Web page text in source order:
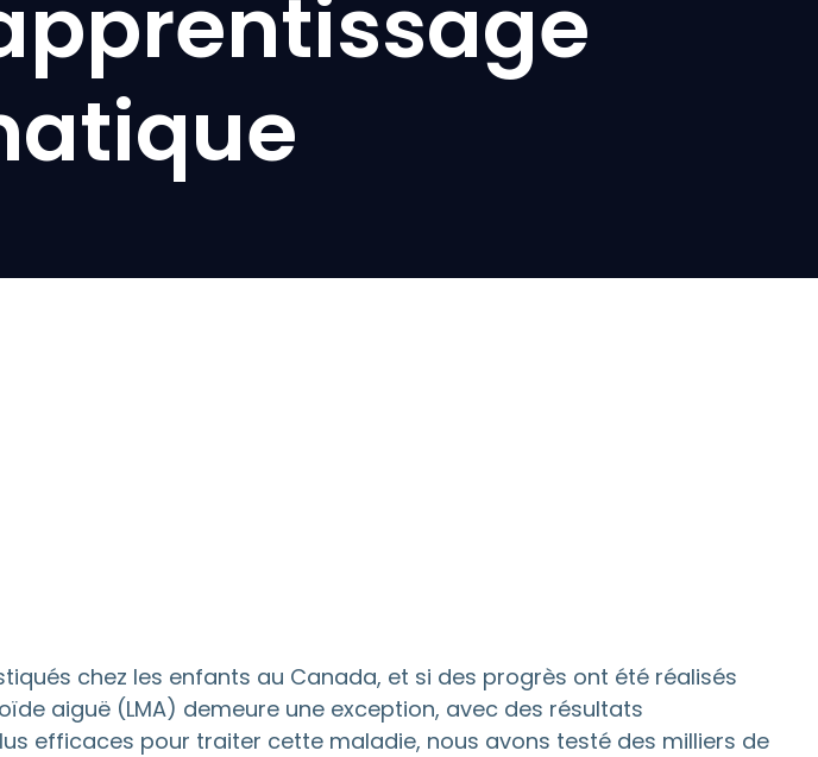
chez les enfants au Canada, et si des progrès ont été réalisés
aiguë (LMA) demeure une exception, avec des résultats
efficaces pour traiter cette maladie, nous avons testé des milliers de